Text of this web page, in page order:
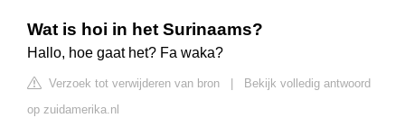
Wat is hoi in het Surinaams?
Hallo, hoe gaat het? Fa waka?
Verzoek tot verwijderen van bron
Bekijk volledig antwoord
op zuidamerika.nl